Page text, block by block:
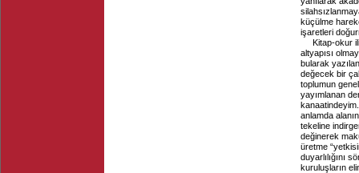
küçülme
işaretleri
Kitap-okur
altyapısı
bularak
değecek bir
toplumun
yayımlanan
anlamda
tekeline
değinerek
üretme
duyarlılığını
kuruluşların